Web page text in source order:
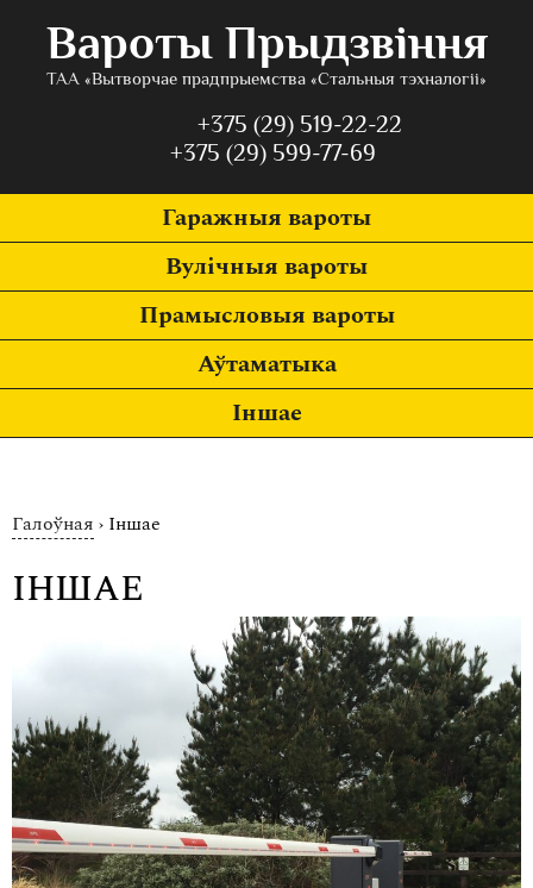
Вароты Прыдзвіння
ТАА «Вытворчае прадпрыемства «Стальныя тэхналогіі»
+375 (29) 519-22-22
+375 (29) 599-77-69
Гаражныя вароты
Вулічныя вароты
Прамысловыя вароты
Аўтаматыка
Іншае
Галоўная › Іншае
ІНШАЕ